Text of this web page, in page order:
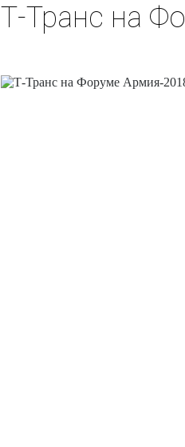
Т-Транс на